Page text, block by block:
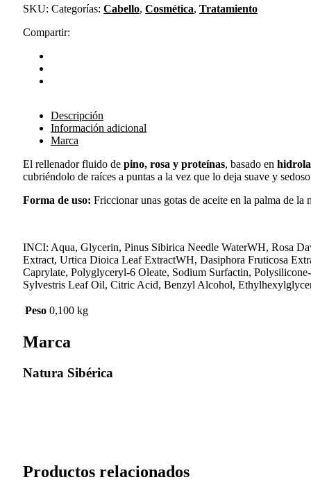
SKU: Categorías: Cabello, Cosmética, Tratamiento
Compartir:
Descripción
Información adicional
Marca
El rellenador fluido de pino, rosa y proteínas, basado en
cubriéndolo de raíces a puntas a la vez que lo deja suave y
Forma de uso: Friccionar unas gotas de aceite en la palma de
INCI: Aqua, Glycerin, Pinus Sibirica Needle WaterWH, Rosa
Extract, Urtica Dioica Leaf ExtractWH, Dasiphora Fruticosa
Caprylate, Polyglyceryl-6 Oleate, Sodium Surfactin,
Sylvestris Leaf Oil, Citric Acid, Benzyl Alcohol,
Peso 0,100 kg
Marca
Natura Sibérica
Productos relacionados